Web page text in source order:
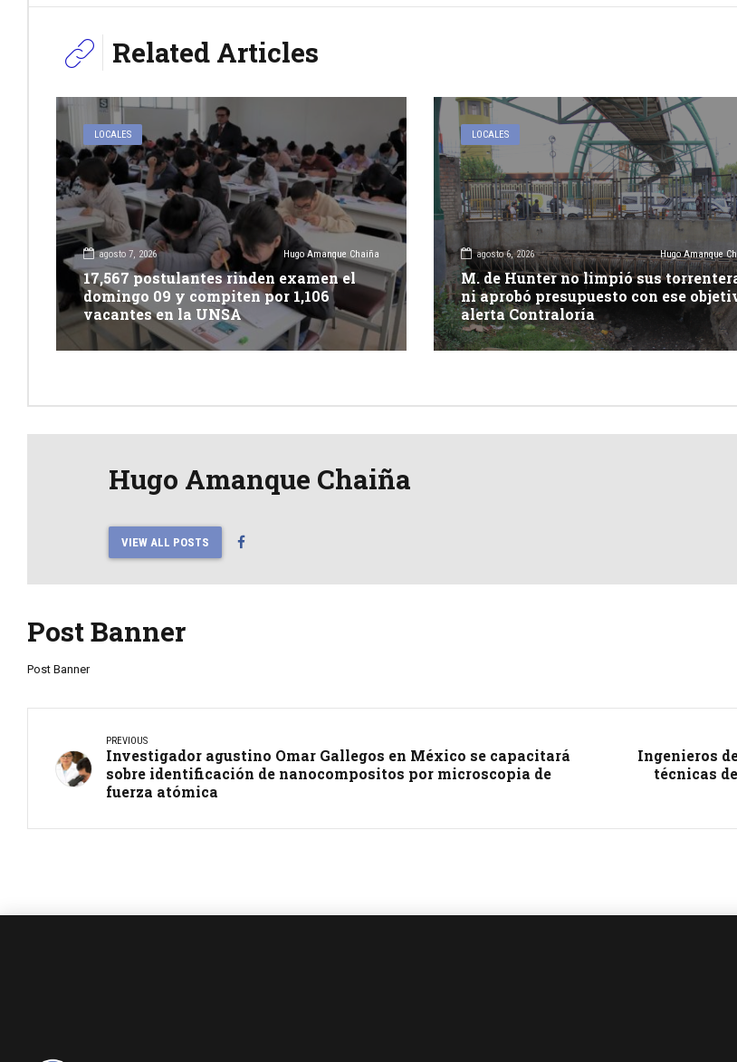
Related Articles
LOCALES
agosto 7, 2026 Hugo Amanque Chaiña
17,567 postulantes rinden examen el
domingo 09 y compiten por 1,106
vacantes en la UNSA
LOCALES
agosto 6, 2026 Hugo Amanque
M. de Hunter no limpió sus
ni aprobó presupuesto con ese
alerta Contraloría
Hugo Amanque Chaiña
VIEW ALL POSTS
Post Banner
Post Banner
PREVIOUS
Investigador agustino Omar Gallegos en México se capacitará
sobre identificación de nanocompositos por microscopia de
fuerza atómica
Ingenieros
técnicas